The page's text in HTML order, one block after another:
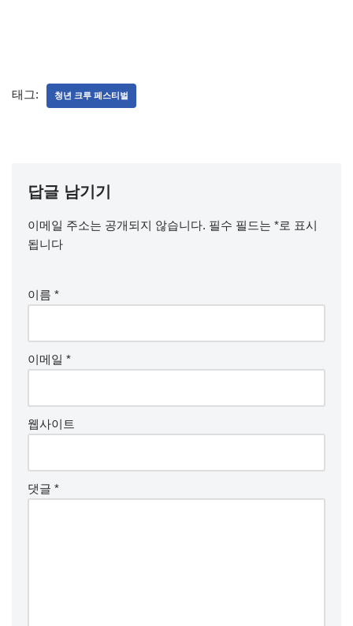
태그: 청년 크루 페스티벌
답글 남기기
이메일 주소는 공개되지 않습니다. 필수 필드는 *로 표시
됩니다
이름 *
이메일 *
웹사이트
댓글 *